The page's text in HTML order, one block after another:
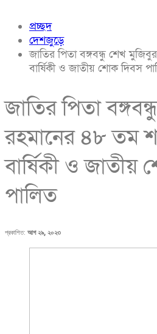
প্রচ্ছদ
দেশজুড়ে
জাতির পিতা বঙ্গবন্ধু শেখ
বার্ষিকী ও জাতীয় শোক দিবস
জাতির পিতা
রহমানের ৪৮ তম
বার্ষিকী ও
পালিত
প্রকাশিত: আগ ২৯, ২০২৩